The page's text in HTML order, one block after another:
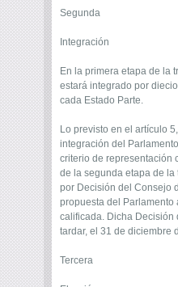
Segunda
Integración
En la primera etapa de la
estará integrado por
cada Estado Parte.
Lo previsto en el artículo
integración del
criterio de representación
de la segunda etapa de
por Decisión del Consejo
propuesta del Parlamento
calificada. Dicha Decisión
tardar, el 31 de diciembre
Tercera